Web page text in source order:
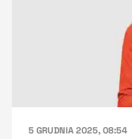
5 GRUDNIA 2025, 08:54